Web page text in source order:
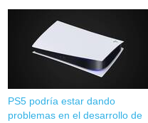
PS5 podría estar dando
problemas en el desarrollo de